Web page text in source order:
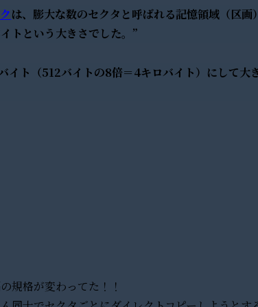
は、膨大な数のセクタと呼ばれる記憶領域（区
トという大きさでした。”
イト（512バイトの8倍＝4キロバイト）にして大
規格が変わってた！！